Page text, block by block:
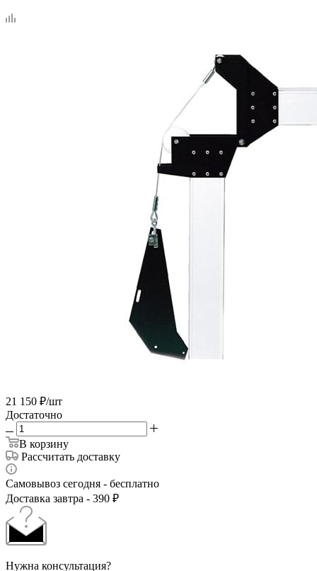
21 150 ₽/шт
Достаточно
В корзину
Рассчитать доставку
Самовывоз сегодня - бесплатно
Доставка завтра - 390 ₽
Нужна консультация?